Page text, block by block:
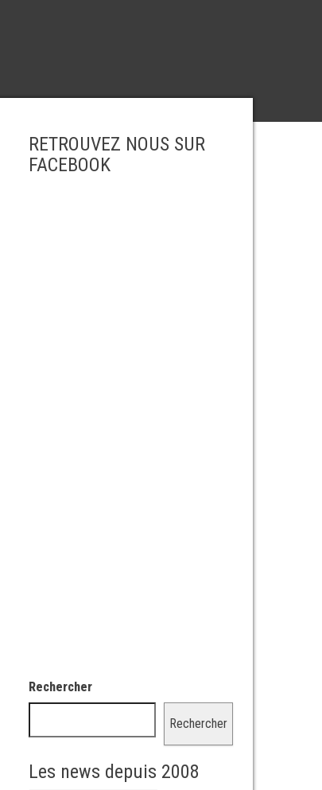
RETROUVEZ NOUS SUR
FACEBOOK
Rechercher
Rechercher
Les news depuis 2008